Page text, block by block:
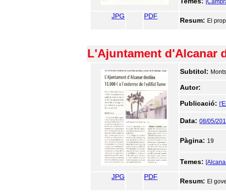
JPG PDF
Resum: El
L'Ajuntament d'Alcanar
Subtitol:
Autor:
Publicació:
Data: 08/05/
Pàgina: 19
Temes:
JPG PDF
Resum: El